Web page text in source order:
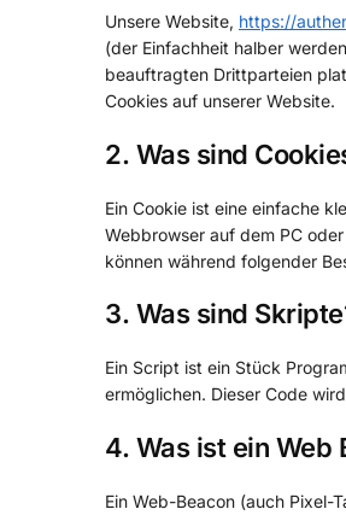
Unsere Website, https://
(der Einfachheit halber
beauftragten Drittparteien
Cookies auf unserer Website.
2. Was sind
Ein Cookie ist eine einfache
Webbrowser auf dem PC
können während folgender
3. Was sind
Ein Script ist ein Stück
ermöglichen. Dieser Code
4. Was ist ein Web
Ein Web-Beacon (auch Pixel-